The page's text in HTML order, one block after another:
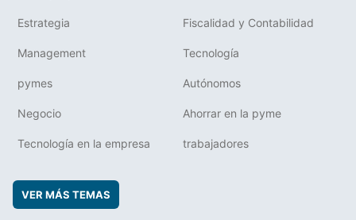
Estrategia Fiscalidad y Contabilidad
Management Tecnología
pymes Autónomos
Negocio Ahorrar en la pyme
Tecnología en la empresa trabajadores
VER MÁS TEMAS